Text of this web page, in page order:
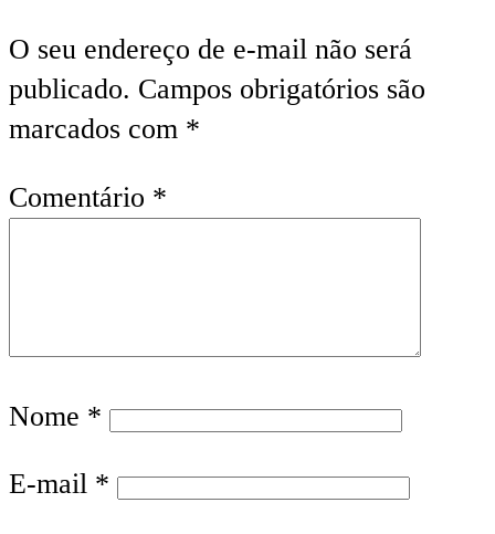
O seu endereço de e-mail não será
publicado. Campos obrigatórios são
marcados com *
Comentário *
Nome *
E-mail *